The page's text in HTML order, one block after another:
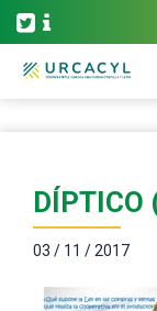
DÍPTICO
03 / 11 / 2017